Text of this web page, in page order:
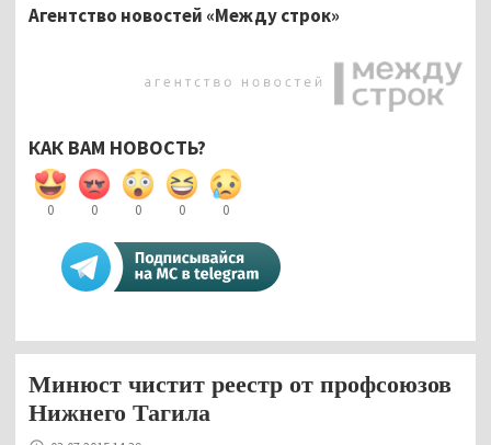
Агентство новостей «Между строк»
КАК ВАМ НОВОСТЬ?
0 0 0 0 0
Минюст чистит реестр от профсоюзов
Нижнего Тагила